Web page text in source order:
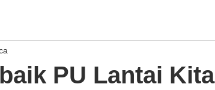
PU Lantai Kita